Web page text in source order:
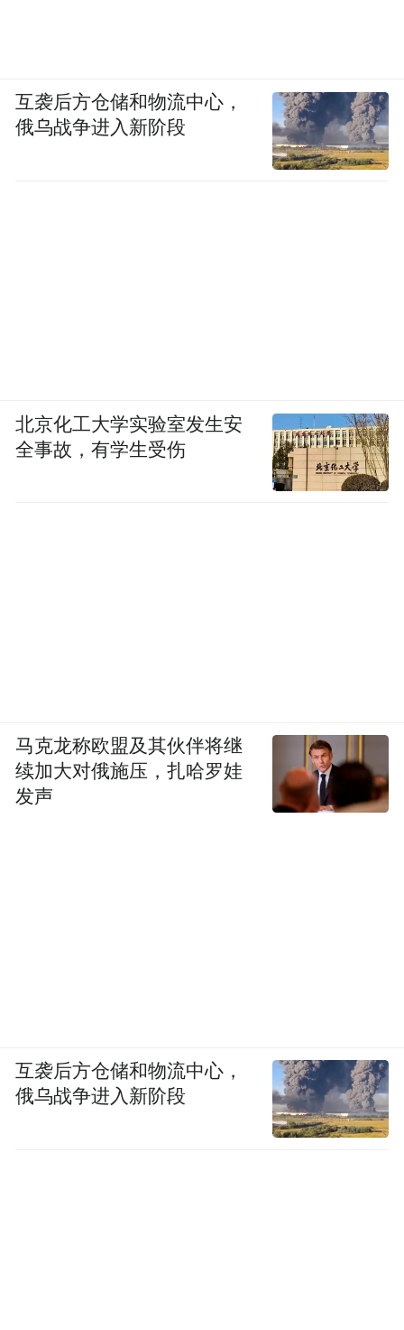
互袭后方仓储和物流中心，
俄乌战争进入新阶段
北京化工大学实验室发生安
全事故，有学生受伤
马克龙称欧盟及其伙伴将继
续加大对俄施压，扎哈罗娃
发声
互袭后方仓储和物流中心，
俄乌战争进入新阶段